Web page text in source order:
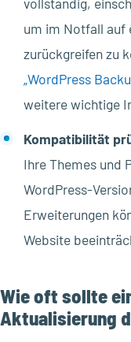
um im Notfall auf
zurückgreifen zu
„WordPress
weitere wichtige
Kompatibilität
Ihre Themes und
WordPress-
Erweiterungen
Website
Wie oft sollte
Aktualisierung